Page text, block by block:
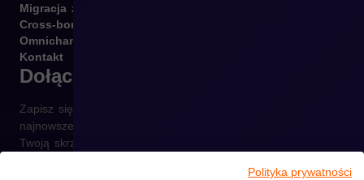
Migracja z różnych platform
Cross-border
Omnichannel
Kontakt
Dołącz do newslettera
Zapisz się do naszego newslettera i otrzymuj raz w tygodniu
najnowsze informacje ze świata e-commerce prosto na
Twoją skrzynkę.
Polityka prywatności